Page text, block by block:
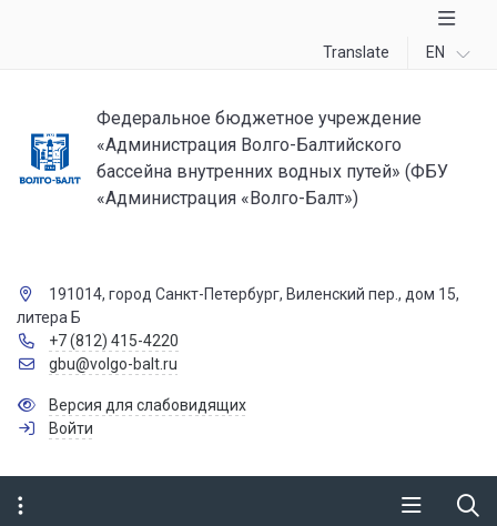
Translate EN
Федеральное бюджетное учреждение
«Администрация Волго-Балтийского
бассейна внутренних водных путей» (ФБУ
«Администрация «Волго-Балт»)
191014, город Санкт-Петербург, Виленский пер., дом 15,
литера Б
+7 (812) 415-4220
gbu@volgo-balt.ru
Версия для слабовидящих
Войти